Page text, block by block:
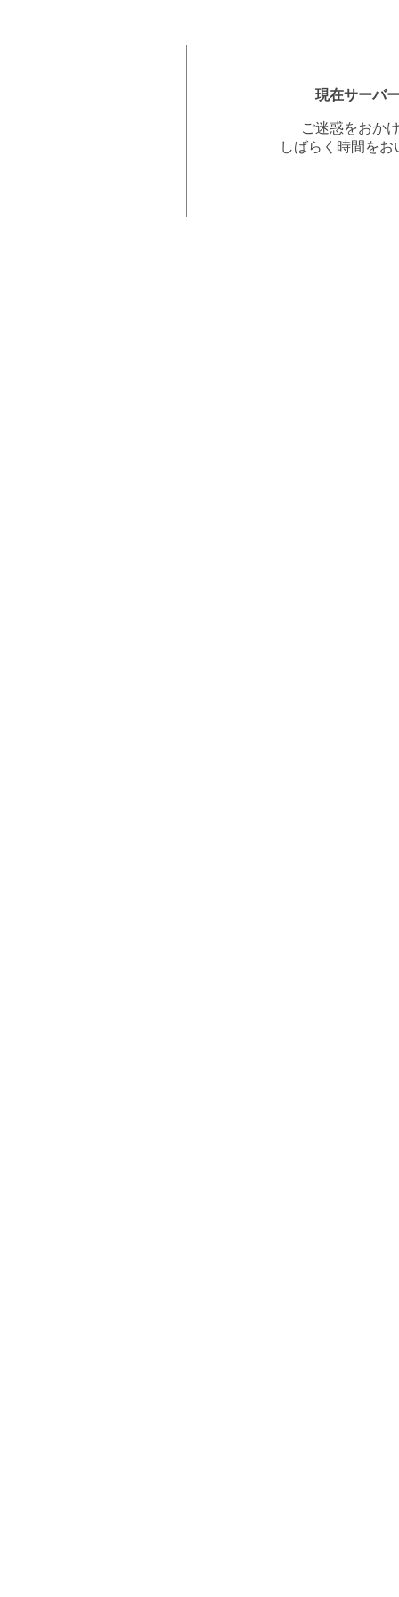
現在サーバ
ご迷惑をおか
しばらく時間を